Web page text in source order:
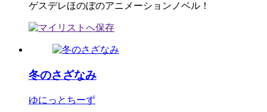
ゲスデレほのぼのアニメーションノベル！
冬のさざなみ
ゆにっとちーず